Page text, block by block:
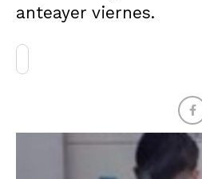
anteayer viernes.